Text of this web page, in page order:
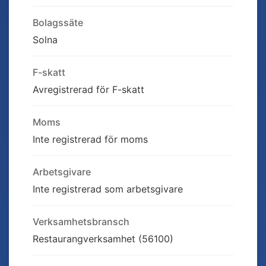
Bolagssäte
Solna
F-skatt
Avregistrerad för F-skatt
Moms
Inte registrerad för moms
Arbetsgivare
Inte registrerad som arbetsgivare
Verksamhetsbransch
Restaurangverksamhet (56100)